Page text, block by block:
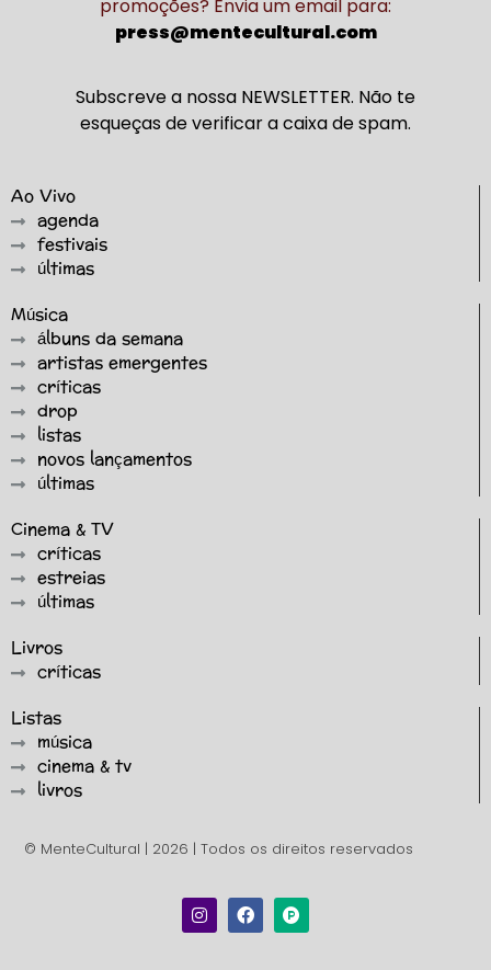
promoções? Envia um email para:
press@mentecultural.com
Subscreve a nossa NEWSLETTER. Não te
esqueças de verificar a caixa de spam.
Ao Vivo
agenda
festivais
últimas
Música
álbuns da semana
artistas emergentes
críticas
drop
listas
novos lançamentos
últimas
Cinema & TV
críticas
estreias
últimas
Livros
críticas
Listas
música
cinema & tv
livros
© MenteCultural | 2026 | Todos os direitos reservados